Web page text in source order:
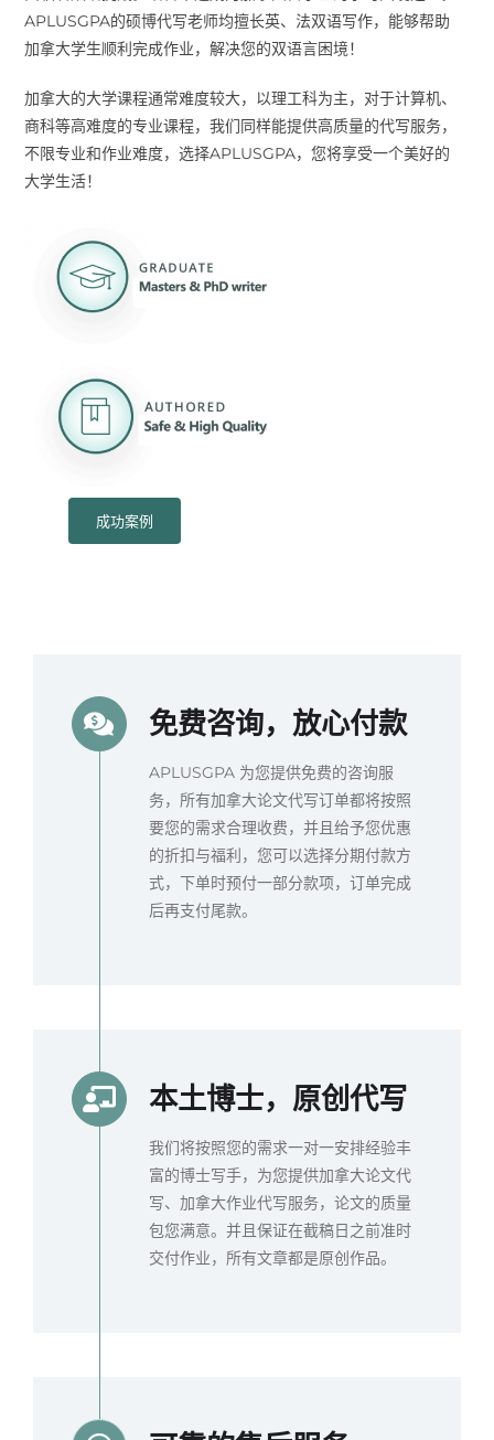
APLUSGPA的硕博代写老师均擅长英、法双语写作，能够帮助
加拿大学生顺利完成作业，解决您的双语言困境！
加拿大的大学课程通常难度较大，以理工科为主，对于计算机、
商科等高难度的专业课程，我们同样能提供高质量的代写服务，
不限专业和作业难度，选择APLUSGPA，您将享受一个美好的
大学生活！
成功案例
免费咨询，放心付款
APLUSGPA 为您提供免费的咨询服
务，所有加拿大论文代写订单都将按照
要您的需求合理收费，并且给予您优惠
的折扣与福利，您可以选择分期付款方
式，下单时预付一部分款项，订单完成
后再支付尾款。
本土博士，原创代写
我们将按照您的需求一对一安排经验丰
富的博士写手，为您提供加拿大论文代
写、加拿大作业代写服务，论文的质量
包您满意。并且保证在截稿日之前准时
交付作业，所有文章都是原创作品。